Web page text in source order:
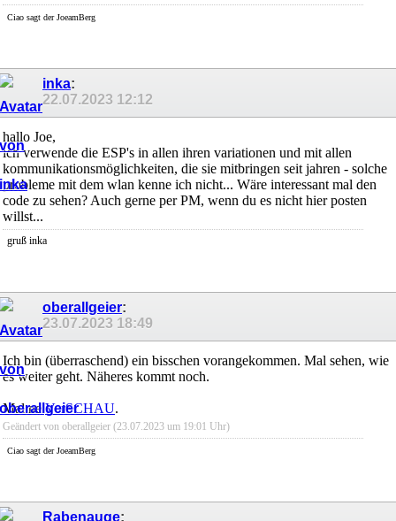
Ciao sagt der JoeamBerg
inka:
22.07.2023 12:12
hallo Joe,
ich verwende die ESP's in allen ihren variationen und mit allen
kommunikationsmöglichkeiten, die sie mitbringen seit jahren - solche
probleme mit dem wlan kenne ich nicht... Wäre interessant mal den
code zu sehen? Auch gerne per PM, wenn du es nicht hier posten
willst...
gruß inka
oberallgeier:
23.07.2023 18:49
Ich bin (überraschend) ein bisschen vorangekommen. Mal sehen, wie
es weiter geht. Näheres kommt noch.
Mal ne VorSCHAU.
Geändert von oberallgeier (23.07.2023 um 19:01 Uhr)
Ciao sagt der JoeamBerg
Rabenauge: